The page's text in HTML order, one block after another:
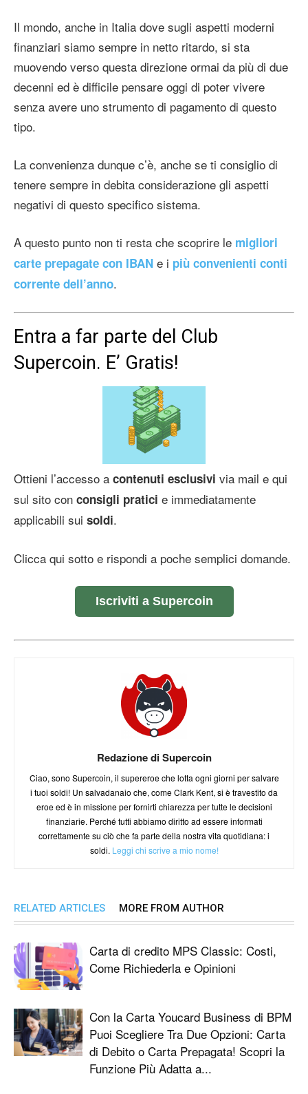
Il mondo, anche in Italia dove sugli aspetti moderni
finanziari siamo sempre in netto ritardo, si sta
muovendo verso questa direzione ormai da più di due
decenni ed è difficile pensare oggi di poter vivere
senza avere uno strumento di pagamento di questo
tipo.
La convenienza dunque c’è, anche se ti consiglio di
tenere sempre in debita considerazione gli aspetti
negativi di questo specifico sistema.
A questo punto non ti resta che scoprire le migliori
carte prepagate con IBAN e i più convenienti conti
corrente dell’anno.
Entra a far parte del Club
Supercoin. E’ Gratis!
Ottieni l’accesso a contenuti esclusivi via mail e qui
sul sito con consigli pratici e immediatamente
applicabili sui soldi.
Clicca qui sotto e rispondi a poche semplici domande.
Iscriviti a Supercoin
Redazione di Supercoin
Ciao, sono Supercoin, il supereroe che lotta ogni giorni per salvare
i tuoi soldi! Un salvadanaio che, come Clark Kent, si è travestito da
eroe ed è in missione per fornirti chiarezza per tutte le decisioni
finanziarie. Perché tutti abbiamo diritto ad essere informati
correttamente su ciò che fa parte della nostra vita quotidiana: i
soldi. Leggi chi scrive a mio nome!
RELATED ARTICLES MORE FROM AUTHOR
Carta di credito MPS Classic: Costi,
Come Richiederla e Opinioni
Con la Carta Youcard Business di BPM
Puoi Scegliere Tra Due Opzioni: Carta
di Debito o Carta Prepagata! Scopri la
Funzione Più Adatta a...